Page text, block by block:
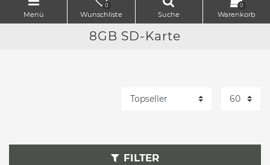
Menü
0
Wunschliste Suche
0
Warenkorb
8GB SD-Karte
FILTER